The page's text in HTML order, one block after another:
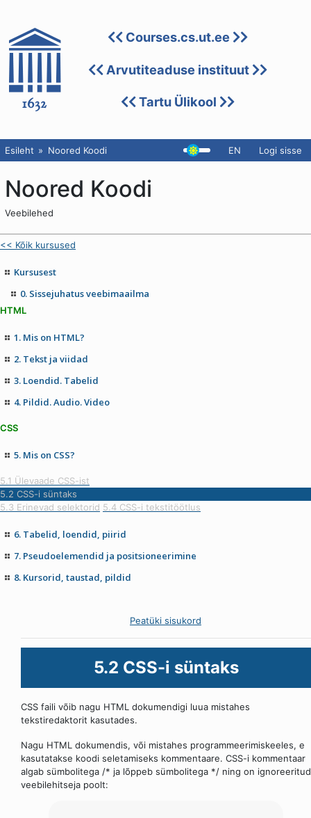
Courses.cs.ut.ee
Arvutiteaduse instituut
Tartu Ülikool
Esileht Noored Koodi EN Logi sisse
Noored Koodi
Veebilehed
<< Kõik kursused
Kursusest
0. Sissejuhatus veebimaailma
HTML
1. Mis on HTML?
2. Tekst ja viidad
3. Loendid. Tabelid
4. Pildid. Audio. Video
CSS
5. Mis on CSS?
5.1 Ülevaade CSS-ist
5.2 CSS-i süntaks
5.3 Erinevad selektorid 5.4 CSS-i tekstitöötlus
6. Tabelid, loendid, piirid
7. Pseudoelemendid ja positsioneerimine
8. Kursorid, taustad, pildid
Peatüki sisukord
5.2 CSS-i süntaks
CSS faili võib nagu HTML dokumendigi luua mistahes
tekstiredaktorit kasutades.
Nagu HTML dokumendis, või mistahes programmeerimiskeeles, e
kasutatakse koodi seletamiseks kommentaare. CSS-i kommentaar
algab sümbolitega /* ja lõppeb sümbolitega */ ning on ignoreeritud
veebilehitseja poolt: